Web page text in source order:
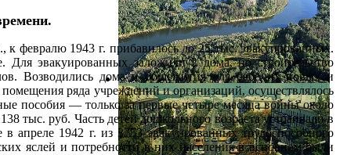
февралю 1943 г. прибавилось до 25 тыс. эвакуированных.
эвакуированных заложили 2 дома, но строительство
Возводились дома и общежития для рабочих новых и
ряда учреждений и организаций, осуществлялось
пособия — только за первые четыре месяца войны около
тыс. руб. Часть детей дошкольного возраста устраивали в
апреле 1942 г. из 3753 эвакуированных трудоспособного
яслей и потребности в них населения в основном были